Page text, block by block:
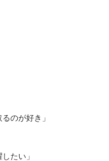
のが好き」
たい」